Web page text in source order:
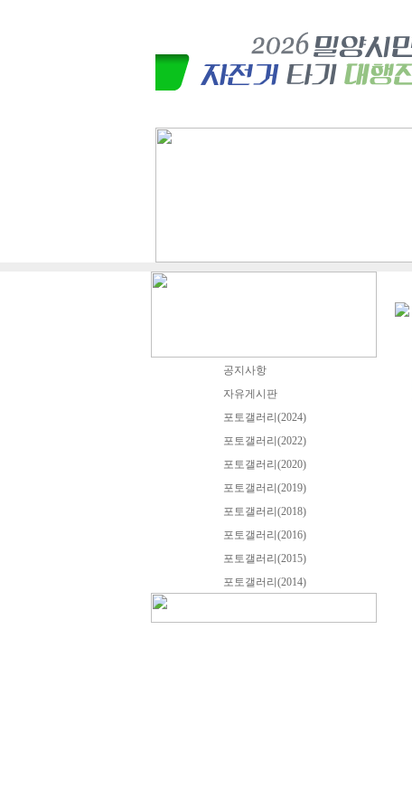
공지사항
자유게시판
포토갤러리(2024)
포토갤러리(2022)
포토갤러리(2020)
포토갤러리(2019)
포토갤러리(2018)
포토갤러리(2016)
포토갤러리(2015)
포토갤러리(2014)